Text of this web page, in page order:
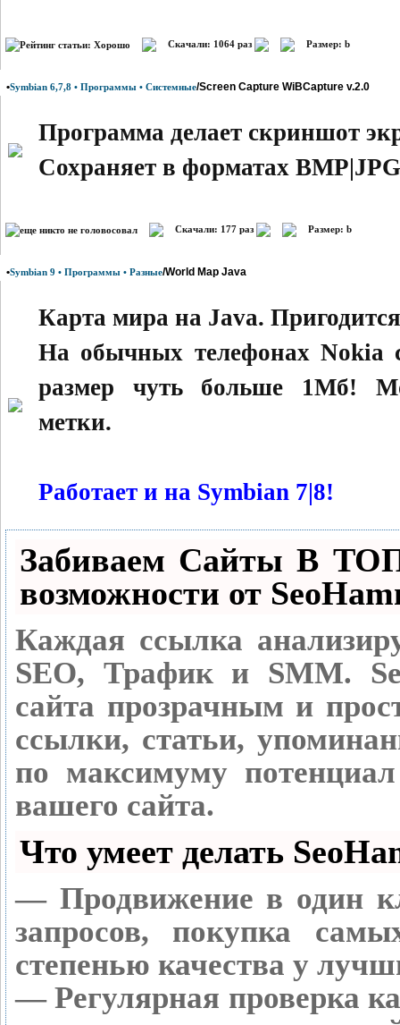
Скачали: 1064 раз Размер: b
•Symbian 6,7,8 • Программы • Системные/Screen Capture WiBCapture v.2.0
Программа делает скриншот
Сохраняет в форматах
Скачали: 177 раз Размер: b
•Symbian 9 • Программы • Разные/World Map Java
Карта мира на Java.
На обычных телефонах Nokia
размер чуть больше 1Мб!
метки.
Работает и на Symbian 7|8!
Забиваем Сайты В
возможности от
Каждая ссылка
SEO, Трафик и SMM.
сайта прозрачным и
ссылки, статьи,
по максимуму
вашего сайта.
Что умеет делать
— Продвижение в один
запросов, покупка
степенью качества у
— Регулярная проверка